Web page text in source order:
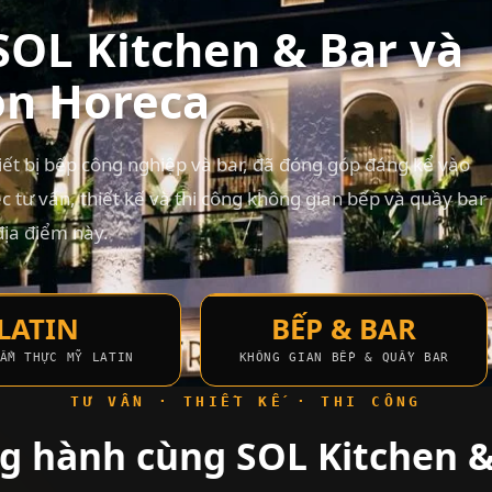
Kitchen & Bar và
Horeca
bị bếp công nghiệp và bar, đã đóng góp đáng kể vào
tư vấn, thiết kế và thi công không gian bếp và quầy bar
điểm này.
THỰC MỸ LATIN
BẾP & BAR
KHÔNG GIAN BẾP & QUẦY BAR
TƯ VẤN · THIẾT KẾ · THI CÔNG
hành cùng SOL Kitchen